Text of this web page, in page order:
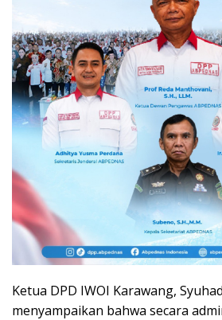
Ketua DPD IWOI Karawang,
menyampaikan bahwa secara